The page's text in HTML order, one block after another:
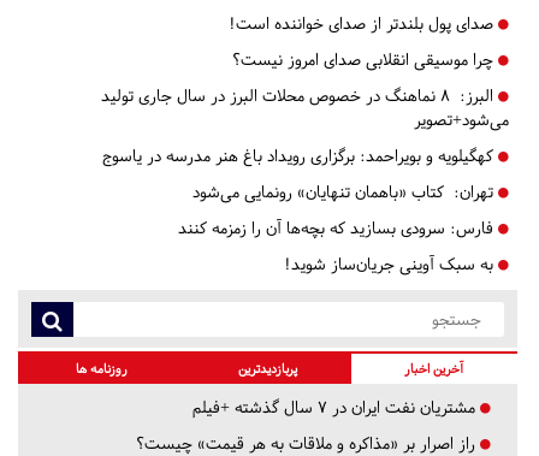
صدای پول بلندتر از صدای خواننده است!
چرا موسیقی انقلابی صدای امروز نیست؟
البرز:
۸ نماهنگ در خصوص محلات البرز در سال جاری تولید
می‌شود+تصویر
کهگیلویه و بویراحمد: برگزاری رویداد باغ هنر مدرسه در یاسوج
تهران: کتاب «باهمان تنهایان» رونمایی می‌شود
فارس: سرودی بسازید که بچه‌ها آن را زمزمه کنند
به سبک آوینی جریان‌ساز شوید!
آخرین اخبار پربازدیدترین روزنامه ها
مشتریان نفت ایران در ۷ سال گذشته +فیلم
راز اصرار بر «مذاکره و ملاقات به هر قیمت» چیست؟